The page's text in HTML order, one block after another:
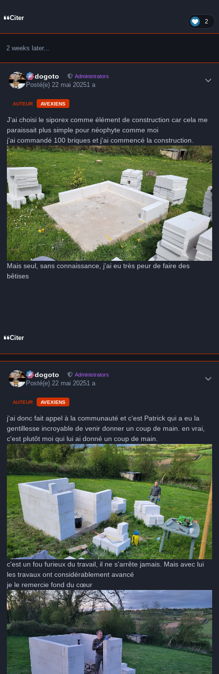
Citer 2
2 weeks later...
frédogoto Administrators
Posté(e)22 mai 20251 a
AUTEUR AVEXIENS
J'ai choisi le siporex comme élément de construction car cela me
paraissait plus simple pour néophyte comme moi
j'ai commandé 100 briques et j'ai commencé la construction.
Mais seul, sans connaissance, j'ai eu très peur de faire des
bêtises
Citer
frédogoto Administrators
Posté(e)22 mai 20251 a
AUTEUR AVEXIENS
j'ai donc fait appel à la communauté et c'est Patrick qui a eu la
gentillesse incroyable de venir donner un coup de main. en vrai,
c'est plutôt moi qui lui ai donné un coup de main.
c'est un fou furieux du travail, il ne s'arrête jamais. Mais avec lui
les travaux ont considérablement avancé
je le remercie fond du cœur